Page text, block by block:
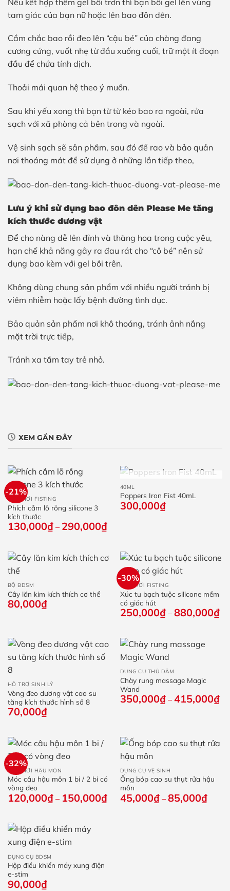
tam giác của bạn nữ hoặc lên bao đôn dên.
Cầm chắc bao rồi đeo lên “cậu bé” của chàng đang
cương cứng, vuốt nhẹ từ đầu xuống cuối, trữ một ít đoạn
đầu để chứa tính dịch.
Thoải mái quan hệ theo ý muốn.
Sau khi yếu xong thì bạn từ từ kéo bao ra ngoài, rửa
sạch với xã phòng cả bên trong và ngoài.
Vệ sinh sạch sẽ sản phẩm, sau đó để rao và bảo quản
nơi thoáng mát để sử dụng ở những lần tiếp theo,
Lưu ý khi sử dụng bao đôn dên Please Me tăng
kích thước dương vật
Để cho nàng dễ lên đỉnh và thăng hoa trong cuộc yêu,
hạn chế khả năng gây ra đau rát cho “cô bé” nên sử
dụng bao kèm với gel bồi trên.
Không dùng chung sản phẩm với nhiều người tránh bị
viêm nhiễm hoặc lấy bệnh đường tình dục.
Bảo quản sản phẩm nơi khô thoáng, tránh ảnh nắng
mặt trời trực tiếp,
Tránh xa tầm tay trẻ nhỏ.
XEM GẦN ĐÂY
-21%
ĐỒ CHƠI FISTING
Phích cắm lỗ rỗng silicone 3
kích thước
130,000₫ – 290,000₫Khoảng
giá:
130,000₫
đến
290,000₫
40ML
Poppers Iron Fist 40mL
300,000₫
BỘ BDSM
Cây lăn kim kích thích cơ thể
80,000₫
-30%
ĐỒ CHƠI FISTING
Xúc tu bạch tuộc silicone mềm
có giác hút
250,000₫ – 880,000₫
HỖ TRỢ SINH LÝ
Vòng đeo dương vật cao su
tăng kích thước hình số 8
70,000₫
DỤNG CỤ THỦ DÂM
Chày rung massage Magic
Wand
350,000₫ – 415,000₫
-32%
ĐỒ CHƠI HẬU MÔN
Móc câu hậu môn 1 bi / 2 bi có
vòng đeo
120,000₫ – 150,000₫Khoảng
giá:
DỤNG CỤ VỆ SINH
Ống bóp cao su thụt rửa hậu
môn
45,000₫ – 85,000₫
giá:
DỤNG CỤ BDSM
Hộp điều khiển máy xung điện
e-stim
90,000₫